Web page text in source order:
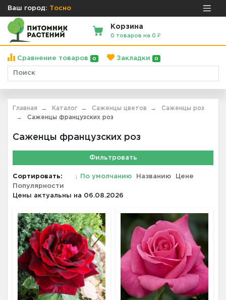
Ваш город: Тосно
Корзина
0 товаров на 0 ₽
Сравнение товаров 0 Закладки 0
Главная Каталог Саженцы цветов
Саженцы роз
Саженцы французских роз
Саженцы французских роз
Фильтровать
Сортировать: ↓ По умолчанию Названию
Цене
Популярности
Цены актуальны на 06.08.2026